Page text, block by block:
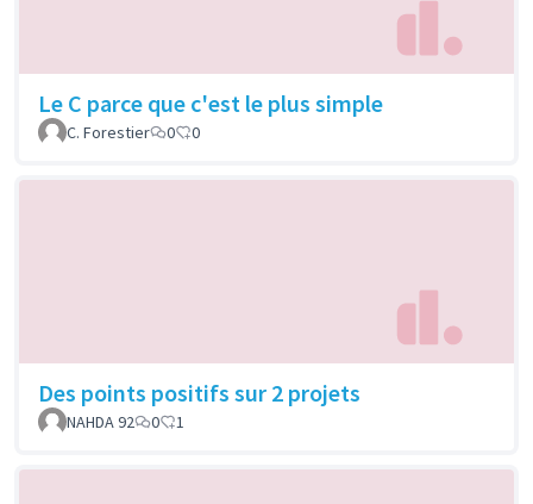
Le C parce que c'est le plus simple
C. Forestier 0 0
Des points positifs sur 2 projets
NAHDA 92 0 1